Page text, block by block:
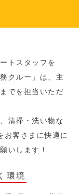
トスタッフを
クルー」は、主
でを担当いただ
清掃・洗い物な
お客さまに快適に
いします！
環境